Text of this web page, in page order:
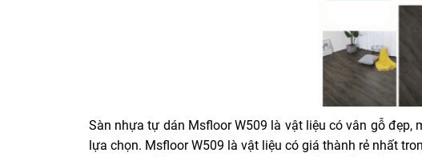
Sàn nhựa tự dán Msfloor W509 là vật liệu có vân gỗ
lựa chọn. Msfloor W509 là vật liệu có giá thành rẻ nhất